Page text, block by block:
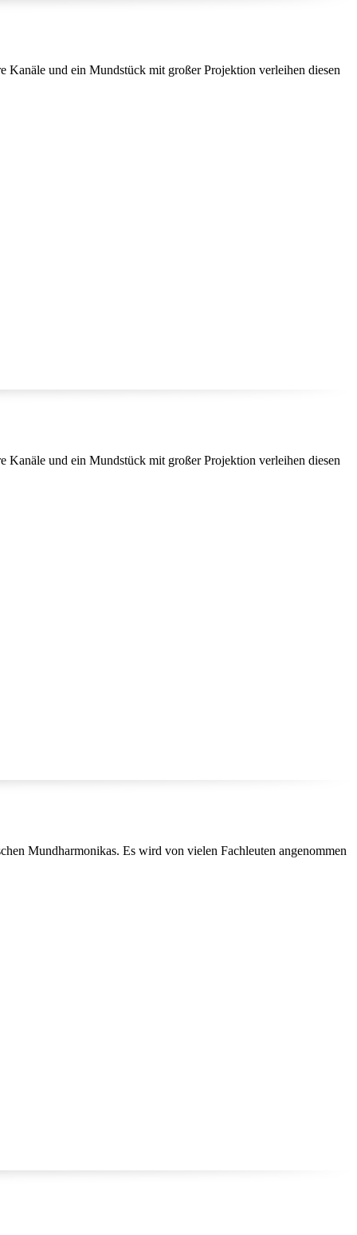
Kanäle und ein Mundstück mit großer Projektion verleihen diesen
Kanäle und ein Mundstück mit großer Projektion verleihen diesen
Mundharmonikas. Es wird von vielen Fachleuten angenommen